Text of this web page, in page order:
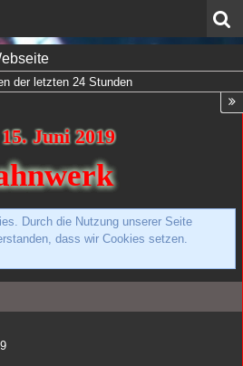
der letzten 24 Stunden
Juni 2019
Durch die Nutzung unserer Seite
dass wir Cookies setzen.